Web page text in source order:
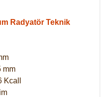
Radyatör Teknik
mm
Kcall